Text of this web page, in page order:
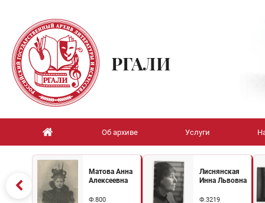
РГАЛИ
Об архиве Услуги
Матова Анна
Алексеевна
Ф.800
Лиснянская
Инна Львовна
Ф.3219